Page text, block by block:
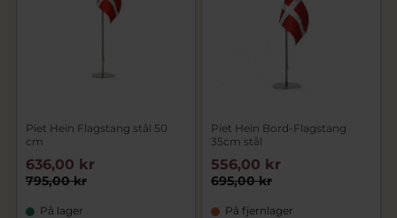
Piet Hein Flagstang stål 50
cm
795,00 kr
636,00 kr
På lager
Piet Hein Bord-Flagstang
35cm stål
695,00 kr
556,00 kr
På fjernlager